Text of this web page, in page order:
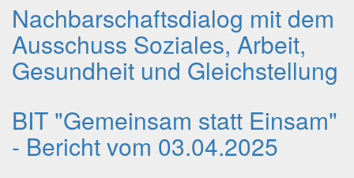
Nachbarschaftsdialog mit dem
Ausschuss Soziales, Arbeit,
Gesundheit und Gleichstellung
BIT "Gemeinsam statt Einsam"
- Bericht vom 03.04.2025